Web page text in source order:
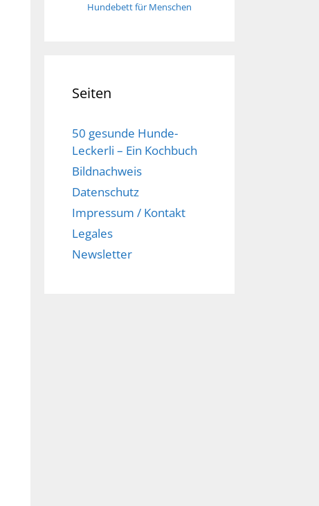
Hundebett für Menschen
Seiten
50 gesunde Hunde-
Leckerli – Ein Kochbuch
Bildnachweis
Datenschutz
Impressum / Kontakt
Legales
Newsletter